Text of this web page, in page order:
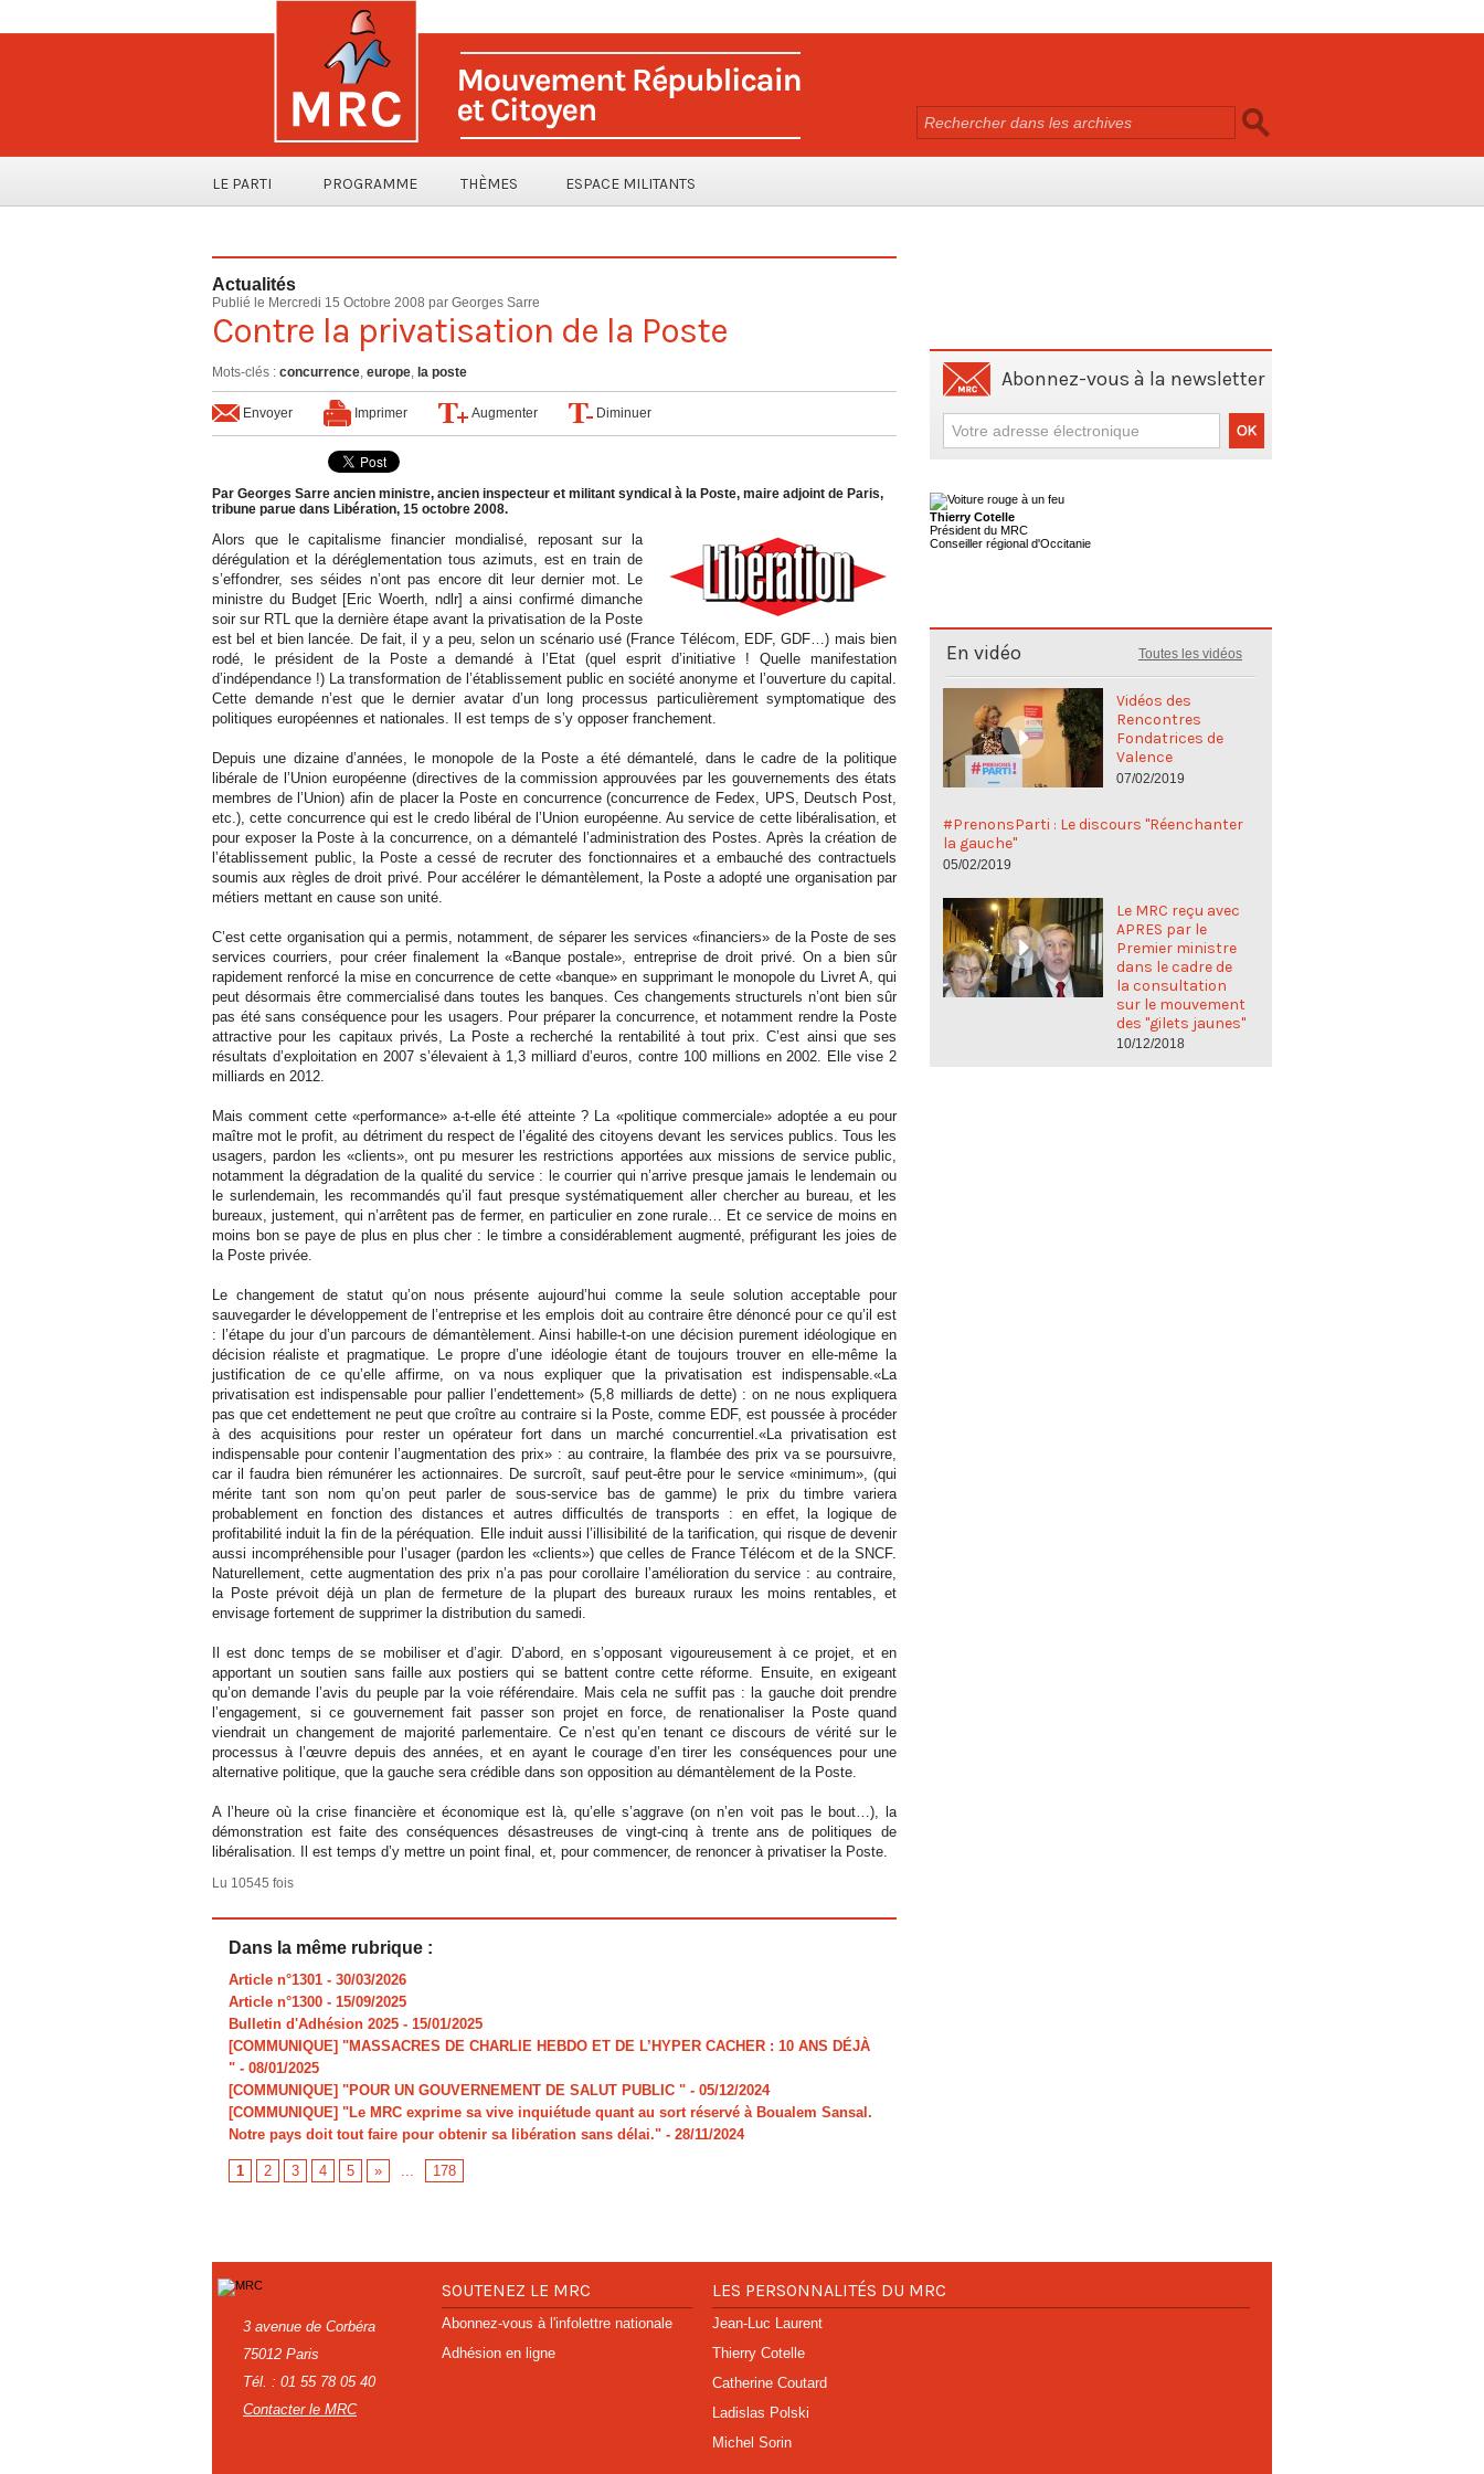
LE PARTI PROGRAMME THÈMES ESPACE MILITANTS
Actualités
Publié le Mercredi 15 Octobre 2008 par Georges Sarre
Contre la privatisation de la Poste
Mots-clés : concurrence, europe, la poste
Envoyer Imprimer Augmenter Diminuer
Par Georges Sarre ancien ministre, ancien inspecteur et militant syndical à la Poste, maire adjoint de Paris,
tribune parue dans Libération, 15 octobre 2008.
Alors que le capitalisme financier mondialisé, reposant sur la
dérégulation et la déréglementation tous azimuts, est en train de
s’effondrer, ses séides n’ont pas encore dit leur dernier mot. Le
ministre du Budget [Eric Woerth, ndlr] a ainsi confirmé dimanche
soir sur RTL que la dernière étape avant la privatisation de la Poste
est bel et bien lancée. De fait, il y a peu, selon un scénario usé (France Télécom, EDF, GDF…) mais bien
rodé, le président de la Poste a demandé à l’Etat (quel esprit d’initiative ! Quelle manifestation
d’indépendance !) La transformation de l’établissement public en société anonyme et l’ouverture du capital.
Cette demande n’est que le dernier avatar d’un long processus particulièrement symptomatique des
politiques européennes et nationales. Il est temps de s’y opposer franchement.
Depuis une dizaine d’années, le monopole de la Poste a été démantelé, dans le cadre de la politique
libérale de l’Union européenne (directives de la commission approuvées par les gouvernements des états
membres de l’Union) afin de placer la Poste en concurrence (concurrence de Fedex, UPS, Deutsch Post,
etc.), cette concurrence qui est le credo libéral de l’Union européenne. Au service de cette libéralisation, et
pour exposer la Poste à la concurrence, on a démantelé l’administration des Postes. Après la création de
l’établissement public, la Poste a cessé de recruter des fonctionnaires et a embauché des contractuels
soumis aux règles de droit privé. Pour accélérer le démantèlement, la Poste a adopté une organisation par
métiers mettant en cause son unité.
C’est cette organisation qui a permis, notamment, de séparer les services «financiers» de la Poste de ses
services courriers, pour créer finalement la «Banque postale», entreprise de droit privé. On a bien sûr
rapidement renforcé la mise en concurrence de cette «banque» en supprimant le monopole du Livret A, qui
peut désormais être commercialisé dans toutes les banques. Ces changements structurels n’ont bien sûr
pas été sans conséquence pour les usagers. Pour préparer la concurrence, et notamment rendre la Poste
attractive pour les capitaux privés, La Poste a recherché la rentabilité à tout prix. C’est ainsi que ses
résultats d’exploitation en 2007 s’élevaient à 1,3 milliard d’euros, contre 100 millions en 2002. Elle vise 2
milliards en 2012.
Mais comment cette «performance» a-t-elle été atteinte ? La «politique commerciale» adoptée a eu pour
maître mot le profit, au détriment du respect de l’égalité des citoyens devant les services publics. Tous les
usagers, pardon les «clients», ont pu mesurer les restrictions apportées aux missions de service public,
notamment la dégradation de la qualité du service : le courrier qui n’arrive presque jamais le lendemain ou
le surlendemain, les recommandés qu’il faut presque systématiquement aller chercher au bureau, et les
bureaux, justement, qui n’arrêtent pas de fermer, en particulier en zone rurale… Et ce service de moins en
moins bon se paye de plus en plus cher : le timbre a considérablement augmenté, préfigurant les joies de
la Poste privée.
Le changement de statut qu’on nous présente aujourd’hui comme la seule solution acceptable pour
sauvegarder le développement de l’entreprise et les emplois doit au contraire être dénoncé pour ce qu’il est
: l’étape du jour d’un parcours de démantèlement. Ainsi habille-t-on une décision purement idéologique en
décision réaliste et pragmatique. Le propre d’une idéologie étant de toujours trouver en elle-même la
justification de ce qu’elle affirme, on va nous expliquer que la privatisation est indispensable.«La
privatisation est indispensable pour pallier l’endettement» (5,8 milliards de dette) : on ne nous expliquera
pas que cet endettement ne peut que croître au contraire si la Poste, comme EDF, est poussée à procéder
à des acquisitions pour rester un opérateur fort dans un marché concurrentiel.«La privatisation est
indispensable pour contenir l’augmentation des prix» : au contraire, la flambée des prix va se poursuivre,
car il faudra bien rémunérer les actionnaires. De surcroît, sauf peut-être pour le service «minimum», (qui
mérite tant son nom qu’on peut parler de sous-service bas de gamme) le prix du timbre variera
probablement en fonction des distances et autres difficultés de transports : en effet, la logique de
profitabilité induit la fin de la péréquation. Elle induit aussi l’illisibilité de la tarification, qui risque de devenir
aussi incompréhensible pour l’usager (pardon les «clients») que celles de France Télécom et de la SNCF.
Naturellement, cette augmentation des prix n’a pas pour corollaire l’amélioration du service : au contraire,
la Poste prévoit déjà un plan de fermeture de la plupart des bureaux ruraux les moins rentables, et
envisage fortement de supprimer la distribution du samedi.
Il est donc temps de se mobiliser et d’agir. D’abord, en s’opposant vigoureusement à ce projet, et en
apportant un soutien sans faille aux postiers qui se battent contre cette réforme. Ensuite, en exigeant
qu’on demande l’avis du peuple par la voie référendaire. Mais cela ne suffit pas : la gauche doit prendre
l’engagement, si ce gouvernement fait passer son projet en force, de renationaliser la Poste quand
viendrait un changement de majorité parlementaire. Ce n’est qu’en tenant ce discours de vérité sur le
processus à l’œuvre depuis des années, et en ayant le courage d’en tirer les conséquences pour une
alternative politique, que la gauche sera crédible dans son opposition au démantèlement de la Poste.
A l’heure où la crise financière et économique est là, qu’elle s’aggrave (on n’en voit pas le bout…), la
démonstration est faite des conséquences désastreuses de vingt-cinq à trente ans de politiques de
libéralisation. Il est temps d’y mettre un point final, et, pour commencer, de renoncer à privatiser la Poste.
Lu 10545 fois
Dans la même rubrique :
Article n°1301 - 30/03/2026
Article n°1300 - 15/09/2025
Bulletin d'Adhésion 2025 - 15/01/2025
[COMMUNIQUE] "MASSACRES DE CHARLIE HEBDO ET DE L’HYPER CACHER : 10 ANS DÉJÀ
" - 08/01/2025
[COMMUNIQUE] "POUR UN GOUVERNEMENT DE SALUT PUBLIC " - 05/12/2024
[COMMUNIQUE] "Le MRC exprime sa vive inquiétude quant au sort réservé à Boualem Sansal.
Notre pays doit tout faire pour obtenir sa libération sans délai." - 28/11/2024
1 2 3 4 5 » ... 178
Abonnez-vous à la newsletter
Thierry Cotelle
Président du MRC
Conseiller régional d'Occitanie
En vidéo Toutes les vidéos
Vidéos des
Rencontres
Fondatrices de
Valence
07/02/2019
#PrenonsParti : Le discours "Réenchanter
la gauche"
05/02/2019
Le MRC reçu avec
APRES par le
Premier ministre
dans le cadre de
la consultation
sur le mouvement
des "gilets jaunes"
10/12/2018
3 avenue de Corbéra
75012 Paris
Tél. : 01 55 78 05 40
Contacter le MRC
SOUTENEZ LE MRC
Abonnez-vous à l'infolettre nationale
Adhésion en ligne
LES PERSONNALITÉS DU MRC
Jean-Luc Laurent
Thierry Cotelle
Catherine Coutard
Ladislas Polski
Michel Sorin